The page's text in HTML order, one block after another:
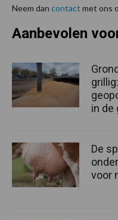
Neem dan contact met ons
Aanbevolen
in de
De
voor